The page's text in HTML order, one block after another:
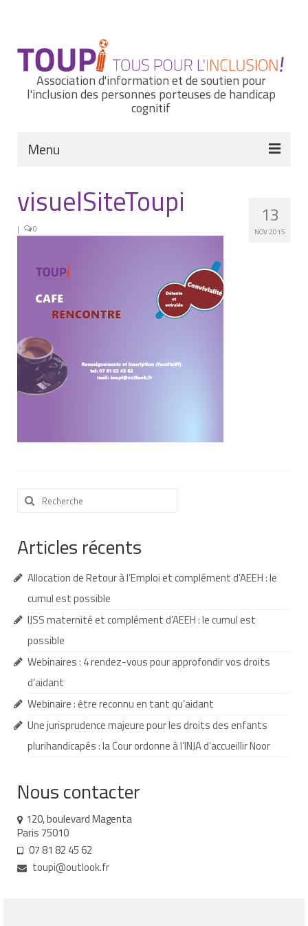
Association d'information et de soutien pour
l'inclusion des personnes porteuses de handicap
cognitif
Menu
Actualités
Nous connaître
Nos missions et nos valeurs
Notre équipe
Nos partenaires
Nos livres
Soins bucco-dentaires
Aide aux démarches
Projet de vie
Demande d’allocations
Taux de handicap et carte d’invalidité
Demande d’AVS
Autres aides financières
Aides municipales
Aides destinées aux fonctionnaires
Aide aux démarches relatives à la
scolarisation
13
NOV 2015
visuelSiteToupi
| 0
Rechercher
:
Articles récents
Allocation de Retour à l’Emploi et complément d’AEEH : le
cumul est possible
IJSS maternité et complément d’AEEH : le cumul est
possible
Webinaires : 4 rendez-vous pour approfondir vos droits
d’aidant
Webinaire : être reconnu en tant qu’aidant
Une jurisprudence majeure pour les droits des enfants
plurihandicapés : la Cour ordonne à l’INJA d’accueillir Noor
Nous contacter
120, boulevard Magenta
Paris 75010
07 81 82 45 62
toupi@outlook.fr